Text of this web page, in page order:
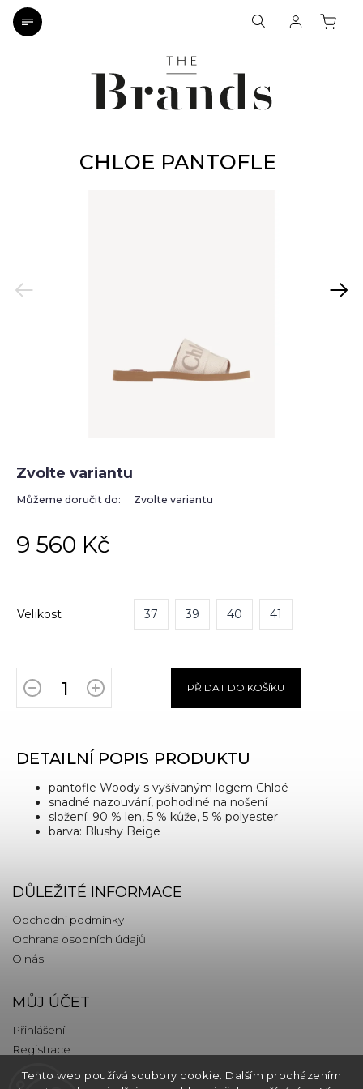
Tento web používá soubory cookie. Dalším procházením
CHLOE PANTOFLE
Previous Next
Velikost 37 39 40 41
9 560 Kč
Zvolte variantu
Můžeme doručit do: Zvolte variantu
PŘIDAT DO KOŠÍKU
DETAILNÍ POPIS PRODUKTU
pantofle Woody s vyšívaným logem Chloé
snadné nazouvání, pohodlné na nošení
složení: 90 % len, 5 % kůže, 5 % polyester
barva: Blushy Beige
DŮLEŽITÉ INFORMACE
Obchodní podmínky
Ochrana osobních údajů
O nás
MŮJ ÚČET
Přihlášení
Registrace